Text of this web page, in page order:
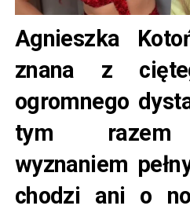
Agnieszka
znana z
ogromnego
tym razem
wyznaniem
chodzi ani o